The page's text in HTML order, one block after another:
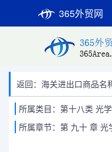
365外贸网
返回：海关进出口商品名
所属类目：第十八类 光
所属章节：第 九十 章